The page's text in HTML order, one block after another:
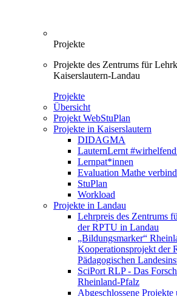
Projekte
Projekte des Zentrums für
Kaiserslautern-Landau
Projekte
Übersicht
Projekt WebStuPlan
Projekte in Kaiserslautern
DIDAGMA
LauternLernt
Lernpat*innen
Evaluation Mathe
StuPlan
Workload
Projekte in Landau
Lehrpreis des Zentrums
der RPTU in Landau
„Bildungsmarker“
Kooperationsprojekt der
Pädagogischen
SciPort RLP - Das
Rheinland-Pfalz
Abgeschlossene